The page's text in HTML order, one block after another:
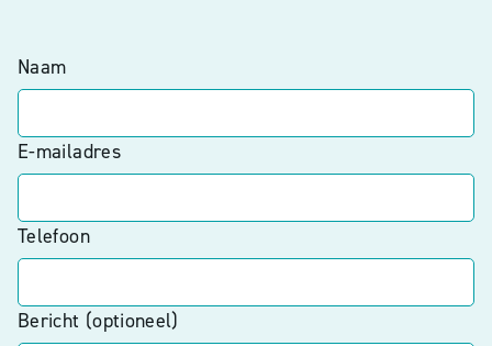
Naam
E-mailadres
Telefoon
Bericht (optioneel)